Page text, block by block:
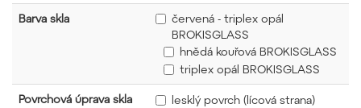
Barva skla
červená - triplex opál
BROKISGLASS
hnědá kouřová BROKISGLASS
triplex opál BROKISGLASS
Povrchová úprava skla lesklý povrch (lícová strana)